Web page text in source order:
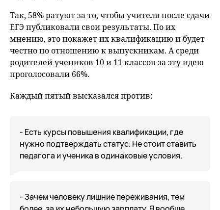
Так, 58% ратуют за то, чтобы учителя после сдачи
ЕГЭ публиковали свои результаты. По их
мнению, это покажет их квалификацию и будет
честно по отношению к выпускникам. А среди
родителей учеников 10 и 11 классов за эту идею
проголосовали 66%.
Каждый пятый высказался против:
- Есть курсы повышения квалификации, где
нужно подтверждать статус. Не стоит ставить
педагога и ученика в одинаковые условия.
- Зачем человеку лишние переживания, тем